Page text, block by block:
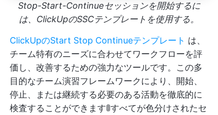
Stop-Start-Continueセッションを開始するに
は、ClickUpのSSCテンプレートを使用する。
ClickUpのStart Stop Continueテンプレート は、
チーム特有のニーズに合わせてワークフローを評
価し、改善するための強力なツールです。この多
目的なチーム演習フレームワークにより、開始、
停止、または継続する必要のある活動を徹底的に
検査することができます🚦すべてが色分けされたセ